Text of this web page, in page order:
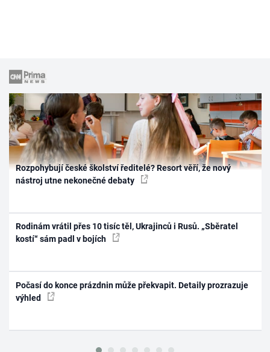
Rozpohybují české školství ředitelé? Resort věří, že nový
nástroj utne nekonečné debaty
Rodinám vrátil přes 10 tisíc těl, Ukrajinců i Rusů. „Sběratel
kostí“ sám padl v bojích
Počasí do konce prázdnin může překvapit. Detaily prozrazuje
výhled